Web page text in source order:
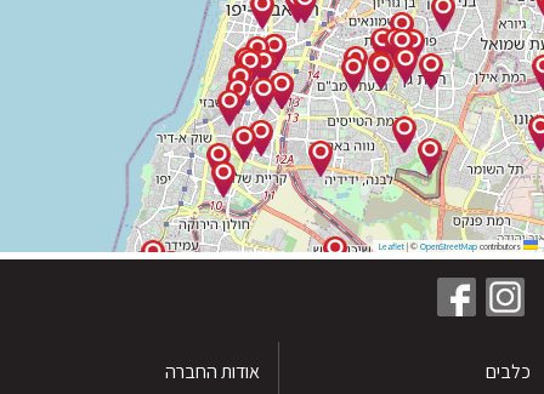
|©OpenStreetMap
אודות החברה